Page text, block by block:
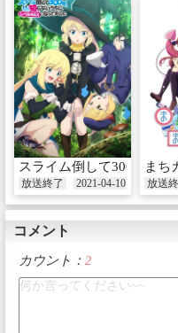
スライム倒して300年、
放送終了 2021-04-10
まち
放送
コメント
カウント： 2